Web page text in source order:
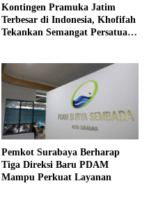
Kontingen Pramuka Jatim
Terbesar di Indonesia, Khofifah
Tekankan Semangat Persatuan
Pemkot Surabaya Berharap
Tiga Direksi Baru PDAM
Mampu Perkuat Layanan